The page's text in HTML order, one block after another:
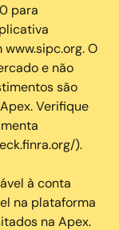
para
O
e não
são
Verifique
).
à conta
na plataforma
na Apex.